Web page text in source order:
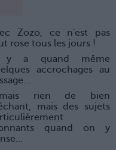
Zozo, ce n'est pas
rose tous les jours !
y a quand même
accrochages au
rien de bien
mais des sujets
quand on y